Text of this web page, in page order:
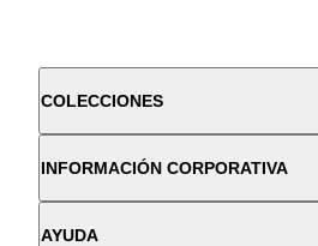
COLECCIONES
INFORMACIÓN CORPORATIVA
AYUDA